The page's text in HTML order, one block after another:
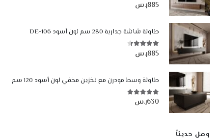
4.84 من أصل 5 885ر.س
طاولة شاشة جدارية 280 سم لون أسود DE-106
4.35 من أصل 5 885ر.س
طاولة وسط مودرن مع تخزين مخفي لون أسود 120 سم
5.00 من أصل 5 630ر.س
وصل حديثاً